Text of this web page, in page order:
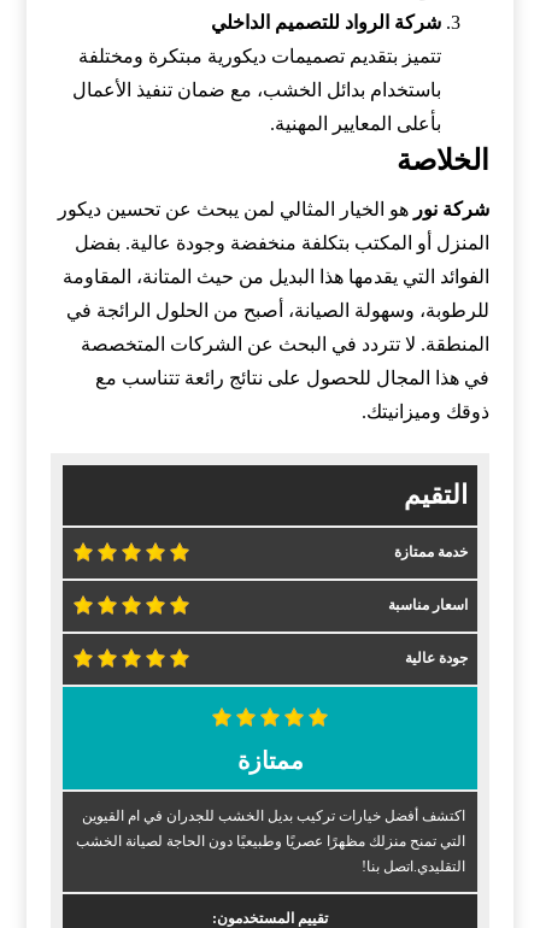
شركة الرواد للتصميم الداخلي
تتميز بتقديم تصميمات ديكورية مبتكرة ومختلفة
باستخدام بدائل الخشب، مع ضمان تنفيذ الأعمال
بأعلى المعايير المهنية.
الخلاصة
شركة نور هو الخيار المثالي لمن يبحث عن تحسين ديكور
المنزل أو المكتب بتكلفة منخفضة وجودة عالية. بفضل
الفوائد التي يقدمها هذا البديل من حيث المتانة، المقاومة
للرطوبة، وسهولة الصيانة، أصبح من الحلول الرائجة في
المنطقة. لا تتردد في البحث عن الشركات المتخصصة
في هذا المجال للحصول على نتائج رائعة تتناسب مع
ذوقك وميزانيتك.
التقيم
خدمة ممتازة
اسعار مناسبة
جودة عالية
ممتازة
اكتشف أفضل خيارات تركيب بديل الخشب للجدران في ام القيوين
التي تمنح منزلك مظهرًا عصريًا وطبيعيًا دون الحاجة لصيانة الخشب
التقليدي.اتصل بنا!
تقييم المستخدمون: